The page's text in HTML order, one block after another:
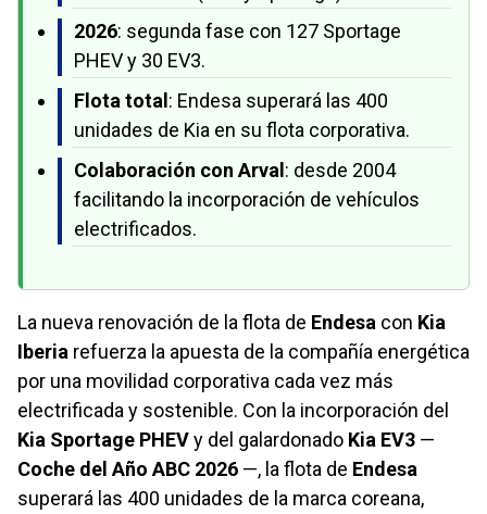
2026: segunda fase con 127 Sportage
PHEV y 30 EV3.
Flota total : Endesa superará las 400
unidades de Kia en su flota corporativa.
Colaboración con Arval : desde 2004
facilitando la incorporación de vehículos
electrificados.
La nueva renovación de la flota de Endesa con Kia
Iberia refuerza la apuesta de la compañía energética
por una movilidad corporativa cada vez más
electrificada y sostenible. Con la incorporación del
Kia Sportage PHEVy del galardonado Kia EV3 —
Coche del Año ABC 2026 —, la flota de Endesa
superará las 400 unidades de la marca coreana,